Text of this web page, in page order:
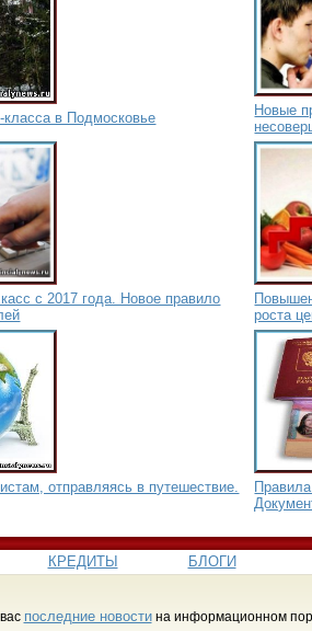
класса в Подмосковье
Новые
с 2017 года. Новое правило
роста
отправляясь в путешествие.
КРЕДИТЫ БЛОГИ
последние новостина информационном